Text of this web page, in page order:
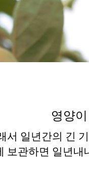
영양
서 일년간의 긴
보관하면 일년